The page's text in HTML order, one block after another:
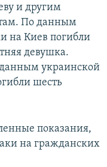
и другим
По данным
на Киев погибли
девушка.
украинской
шесть
показания,
на гражданских